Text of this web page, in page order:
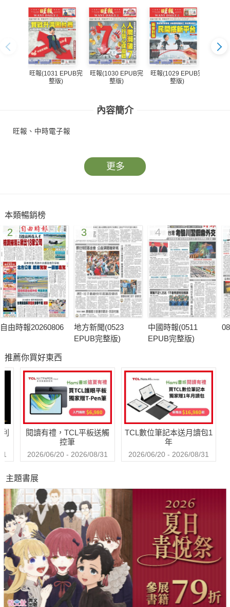
旺報(1031 EPUB完
整版)
旺報(1030 EPUB完
整版)
旺報(1029 EPUB完
整版)
內容簡介
旺報、中時電子報
更多
本類暢銷榜
2
自由時報20260806
3
地方新聞(0523
EPUB完整版)
4
中國時報(0511
EPUB完整版)
推薦你買好東西
閱讀有禮，TCL平板送觸
控筆
2026/06/20 - 2026/08/31
TCL數位筆記本送月讀包1
年
2026/06/20 - 2026/08/31
主題書展